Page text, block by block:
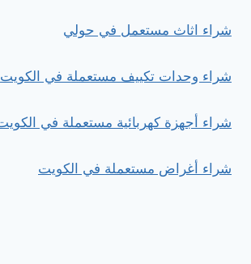
شراء اثاث مستعمل في حولي
شراء وحدات تكييف مستعملة في الكويت
شراء أجهزة كهربائية مستعملة في
شراء أغراض مستعملة في الكويت